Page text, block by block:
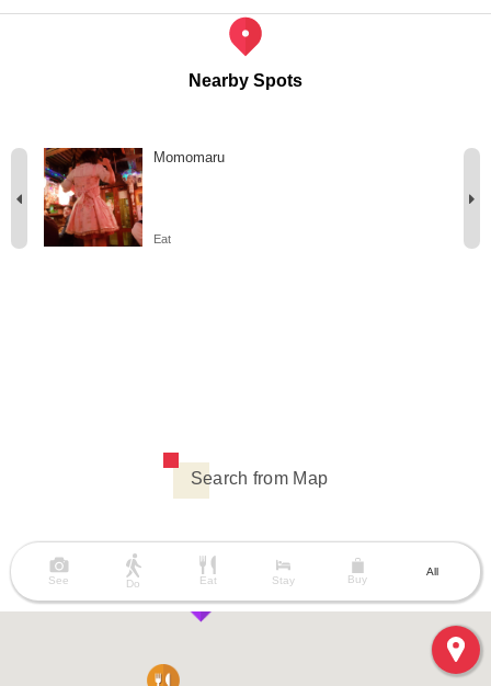
Nearby Spots
Momomaru
Eat
Search from Map
See Do Eat Stay Buy
All